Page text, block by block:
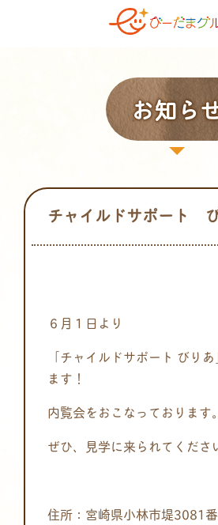
お知ら
チャイルドサポート
６月１日より
「チャイルドサポート びり
ます！
内覧会をおこなっております。
ぜひ、見学に来られてくだ
住所：宮崎県小林市堤3081